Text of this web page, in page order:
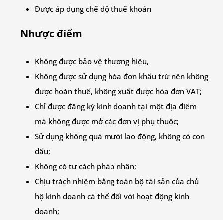
Được áp dụng chế độ thuế khoán
Nhược điểm
Không được bảo vệ thương hiệu,
Không được sử dụng hóa đơn khấu trừ nên không
được hoàn thuế, không xuất được hóa đơn VAT;
Chỉ được đăng ký kinh doanh tại một địa điểm
mà không được mở các đơn vị phụ thuộc;
Sử dụng không quá mười lao động, không có con
dấu;
Không có tư cách pháp nhân;
Chịu trách nhiệm bằng toàn bộ tài sản của chủ
hộ kinh doanh cá thể đối với hoạt động kinh
doanh;